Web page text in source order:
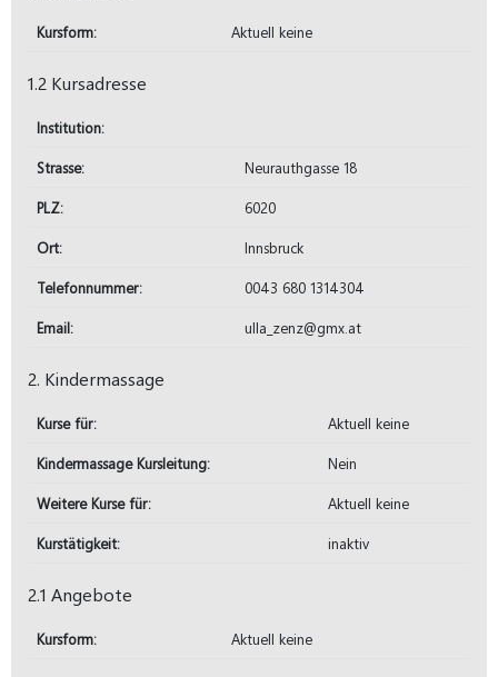
Kursform: Aktuell keine
1.2 Kursadresse
Institution:
Strasse: Neurauthgasse 18
PLZ: 6020
Ort: Innsbruck
Telefonnummer: 0043 680 1314304
Email: ulla_zenz@gmx.at
2. Kindermassage
Kurse für: Aktuell keine
Kindermassage Kursleitung: Nein
Weitere Kurse für: Aktuell keine
Kurstätigkeit: inaktiv
2.1 Angebote
Kursform: Aktuell keine